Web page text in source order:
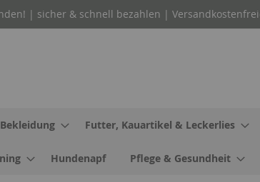
| sicher & schnell bezahlen |
Bekleidung Futter, Kauartikel & Leckerlies
Hundenapf Pflege & Gesundheit